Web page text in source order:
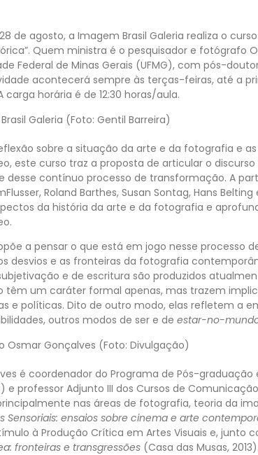
de agosto, a Imagem Brasil Galeria realiza o
Quem ministra é o pesquisador e fotógrafo
Federal de Minas Gerais (UFMG), com pós-
acontecerá sempre às terças-feiras, até a
carga horária é de 12:30 horas/aula.
Galeria (Foto: Gentil Barreira)
sobre a situação da arte e da fotografia e
este curso traz a proposta de articular o
desse contínuo processo de transformação. A
Roland Barthes, Susan Sontag, Hans
da história da arte e da fotografia e
a pensar o que está em jogo nesse processo
desvios e as fronteiras da fotografia
e de escritura são produzidos
têm um caráter formal apenas, mas trazem
e políticas. Dito de outro modo, elas refletem a
outros modos de ser e de estar-no-
Osmar Gonçalves (Foto: Divulgação)
é coordenador do Programa de Pós-
e professor Adjunto III dos Cursos de
nas áreas de fotografia, teoria da
Sensoriais: ensaios sobre cinema e arte
à Produção Crítica em Artes Visuais e, junto
fronteiras e transgressões (Casa das Musas, 2013).